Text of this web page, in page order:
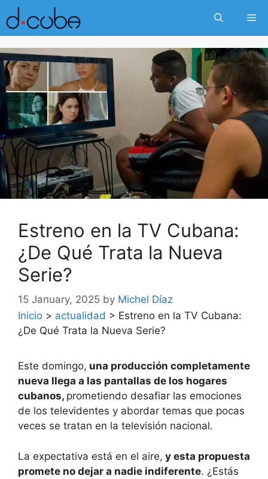
Skip
to
content
Estreno en la TV Cubana:
¿De Qué Trata la Nueva
Serie?
15 January, 2025 by Michel Díaz
Inicio > actualidad > Estreno en la TV Cubana:
¿De Qué Trata la Nueva Serie?
Este domingo, una producción completamente
nueva llega a las pantallas de los hogares
cubanos, prometiendo desafiar las emociones
de los televidentes y abordar temas que pocas
veces se tratan en la televisión nacional.
La expectativa está en el aire, y esta propuesta
promete no dejar a nadie indiferente. ¿Estás